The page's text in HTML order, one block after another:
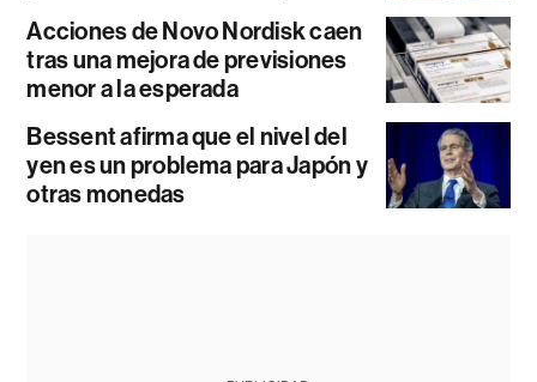
Acciones de Novo Nordisk caen
tras una mejora de previsiones
menor a la esperada
Bessent afirma que el nivel del
yen es un problema para Japón y
otras monedas